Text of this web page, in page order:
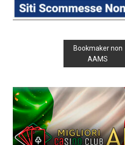
Bookmaker non
AAMS